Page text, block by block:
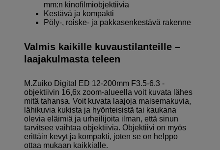
mm:n kinofilmiobjektiivia
Kestävä ja kompakti
Pöly-, roiske- ja pakkasenkestävä rakenne
Valmis kaikille kuvaustilanteille –
laajakulmasta teleen
M.Zuiko Digital ED 12-200mm F3.5-6.3 -
objektiivin 16,6x zoom-alueella voit kuvata lähes
mitä tahansa. Voit kuvata laajoja maisemakuvia,
lähikuvia kukista ja hyönteisistä tai kaukana
olevia eläimiä ja urheilijoita ilman, että sinun
tarvitsee vaihtaa objektiivia. Objektiivi on myös
erittäin kevyt ja kompakti, joten se on helppo
ottaa mukaan kaikkialle.